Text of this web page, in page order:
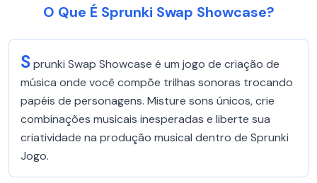
O Que É Sprunki Swap Showcase?
Sprunki Swap Showcase é um jogo de criação de
música onde você compõe trilhas sonoras trocando
papéis de personagens. Misture sons únicos, crie
combinações musicais inesperadas e liberte sua
criatividade na produção musical dentro de Sprunki
Jogo.